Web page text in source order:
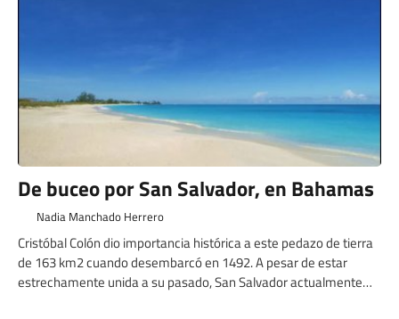
De buceo por San Salvador, en Bahamas
Nadia Manchado Herrero
Cristóbal Colón dio importancia histórica a este pedazo de tierra
de 163 km2 cuando desembarcó en 1492. A pesar de estar
estrechamente unida a su pasado, San Salvador actualmente